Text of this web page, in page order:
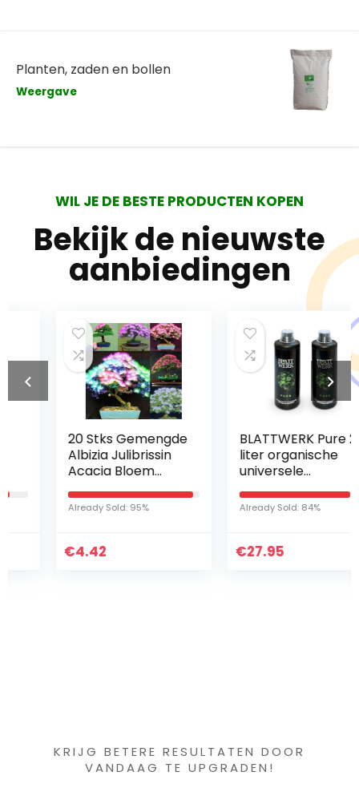
Planten, zaden en bollen
Weergave
WIL JE DE BESTE PRODUCTEN KOPEN
Bekijk de nieuwste
aanbiedingen
20 Stks Gemengde
Albizia Julibrissin
Acacia Bloem
Zaad Mimosa Zijde
Boom Bonsai Plant
20 Stks Albizia
Already Sold: 95%
4.42
BLATTWERK Pure 2
liter organische
universele
meststof,
veganistische en
organische NPK-
aminozuren…
Already Sold: 84%
27.95
KRIJG BETERE RESULTATEN DOOR
VANDAAG TE UPGRADEN!